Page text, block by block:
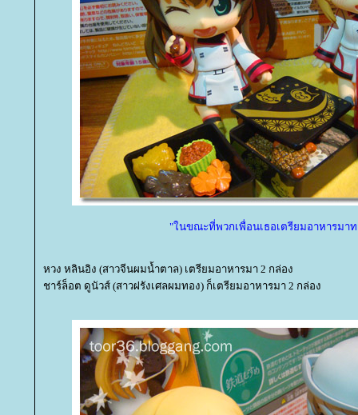
"ในขณะที่พวกเพื่อนเธอเตรียมอาหารมา
หวง หลินอิง (สาวจีนผมน้ำตาล) เตรียมอาหารมา 2 กล่อง
ชาร์ล็อต ดูนัวส์ (สาวฝรังเศลผมทอง) ก็เตรียมอาหารมา 2 กล่อง